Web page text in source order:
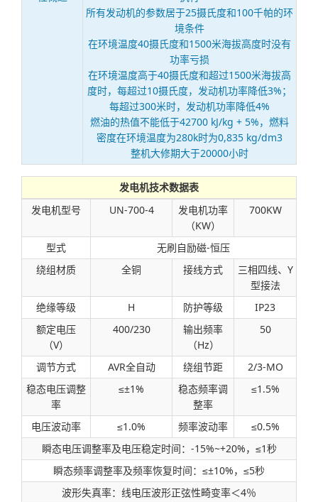
所有发动机的参数居于25摄氏度和100千帕的环
境条件
在环境温度40摄氏度和1500米海拔高度时没有
功率亏损
在环境温度高于40摄氏度和超过1500米海拔高
度时，每超过10摄氏度，发动机功率降低3%；
每超过300米时，发动机功率降低4%
燃油的热值不能低于42700 kJ/kg + 5%，燃料
密度在环境温度为280k时为0,835 kg/dm3
整机大修期大于20000小时
发电机技术数据表
发电机型号
UN-700-4
发电机功率
（KW）
700KW
型式
无刷自励磁-恒压
绕组材质
全铜 接线方式
三相四线、Y
型接法
绝缘等级
H 防护等级
IP23
额定电压
（V）
400/230
输出频率
（Hz）
50
调节方式 AVR全自动 绕组节距
2/3-MO
稳态电压调整
率
≤±1%
稳态频率调
整率
≤1.5%
电压波动率 ≤1.0% 频率波动率
≤0.5%
瞬态电压调整率及电压稳定时间：-15%~+20%，≤1秒
瞬态频率调整率及频率恢复时间：≤±10%，≤5秒
波形失真率：线电压波形正弦性畸变率＜4％